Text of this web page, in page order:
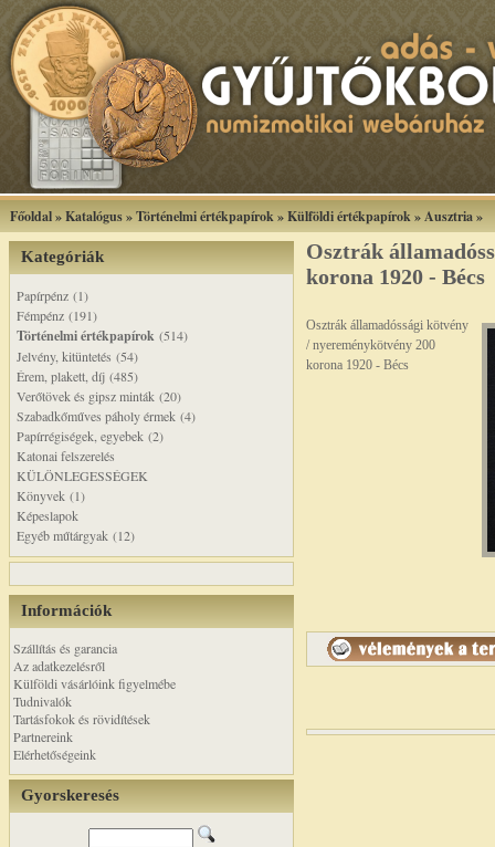
Főoldal»Katalógus»Történelmi értékpapírok»Külföldi értékpapírok»Ausztria»
Kategóriák
Papírpénz (1)
Fémpénz (191)
Történelmi értékpapírok (514)
Jelvény, kitüntetés (54)
Érem, plakett, díj (485)
Verőtövek és gipsz minták (20)
Szabadkőműves páholy érmek (4)
Papírrégiségek, egyebek (2)
Katonai felszerelés
KÜLÖNLEGESSÉGEK
Könyvek (1)
Képeslapok
Egyéb műtárgyak (12)
Információk
Szállítás és garancia
Az adatkezelésről
Külföldi vásárlóink figyelmébe
Tudnivalók
Tartásfokok és rövidítések
Partnereink
Elérhetőségeink
Gyorskeresés
Osztrák
korona 1920 - Bécs
Osztrák államadóssági kötvény
/ nyereménykötvény 200
korona 1920 - Bécs